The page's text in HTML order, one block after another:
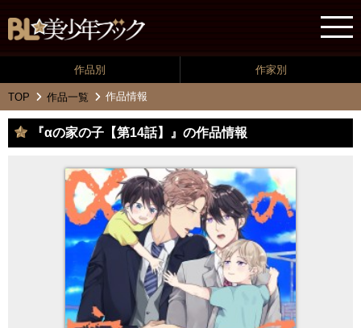
作品別 作家別
TOP 作品一覧 作品情報
『αの家の子【第14話】』の作品情報